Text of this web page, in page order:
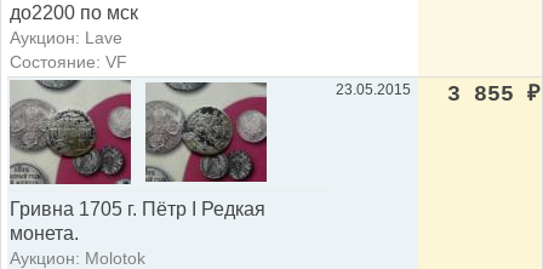
до2200 по мск
Аукцион: Lave
Состояние: VF
Гривна 1705 г. Пётр I Редкая
монета.
Аукцион: Molotok
23.05.2015 3 855 ₽